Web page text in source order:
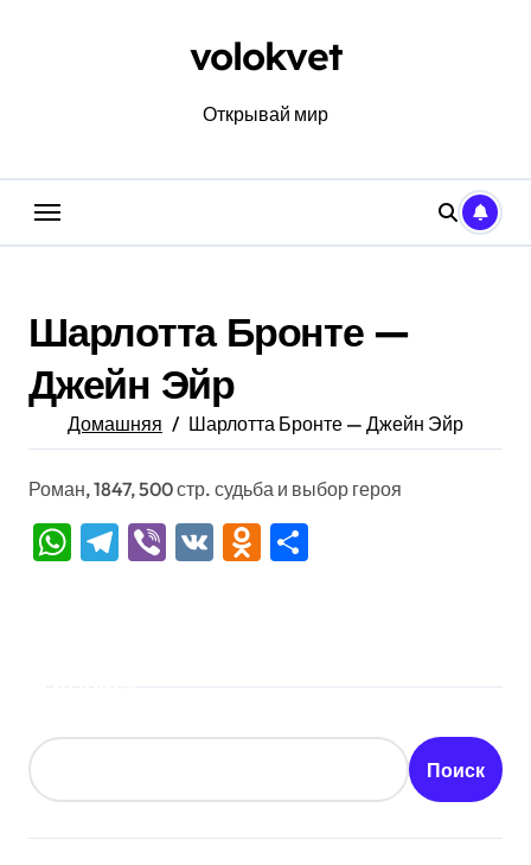
volokvet
Открывай мир
Шарлотта Бронте —
Джейн Эйр
Домашняя Шарлотта Бронте — Джейн Эйр
Роман, 1847, 500 стр. судьба и выбор героя
WhatsApp
Telegram
Viber
VK Odnoklassniki
Поиск